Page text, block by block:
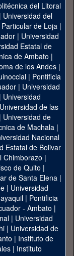
del Litoral
Universidad del
de Loja|
| Universidad
Estatal de
de Ambato |
de los Andes|
| Pontificia
| Universidad
| Universidad
Universidad de las
| Universidad de
de Machala|
Nacional
Estatal de Bolivar
Chimborazo |
de Quito |
de Santa Elena|
| Universidad
| Pontificia
- Ambato |
| Universidad
| Universidad de
| Instituto de
| Instituto